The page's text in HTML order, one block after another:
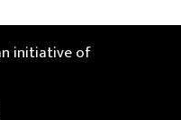
initiative of